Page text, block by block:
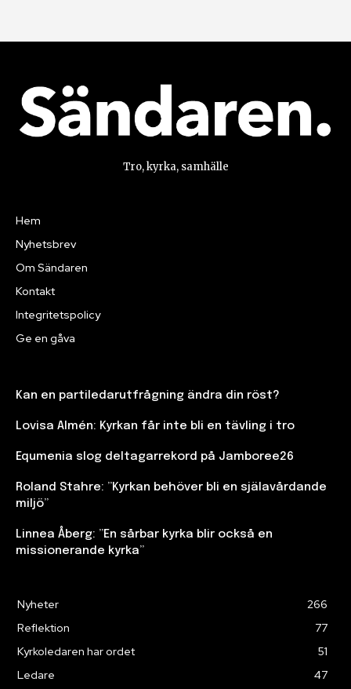
Tro, kyrka, samhälle
Hem
Nyhetsbrev
Om Sändaren
Kontakt
Integritetspolicy
Ge en gåva
Kan en partiledarutfrågning ändra din röst?
Lovisa Almén: Kyrkan får inte bli en tävling i tro
Equmenia slog deltagarrekord på Jamboree26
Roland Stahre: ”Kyrkan behöver bli en själavårdande
miljö”
Linnea Åberg: ”En sårbar kyrka blir också en
missionerande kyrka”
Nyheter
266
Reflektion
77
Kyrkoledaren har ordet
51
Ledare
47